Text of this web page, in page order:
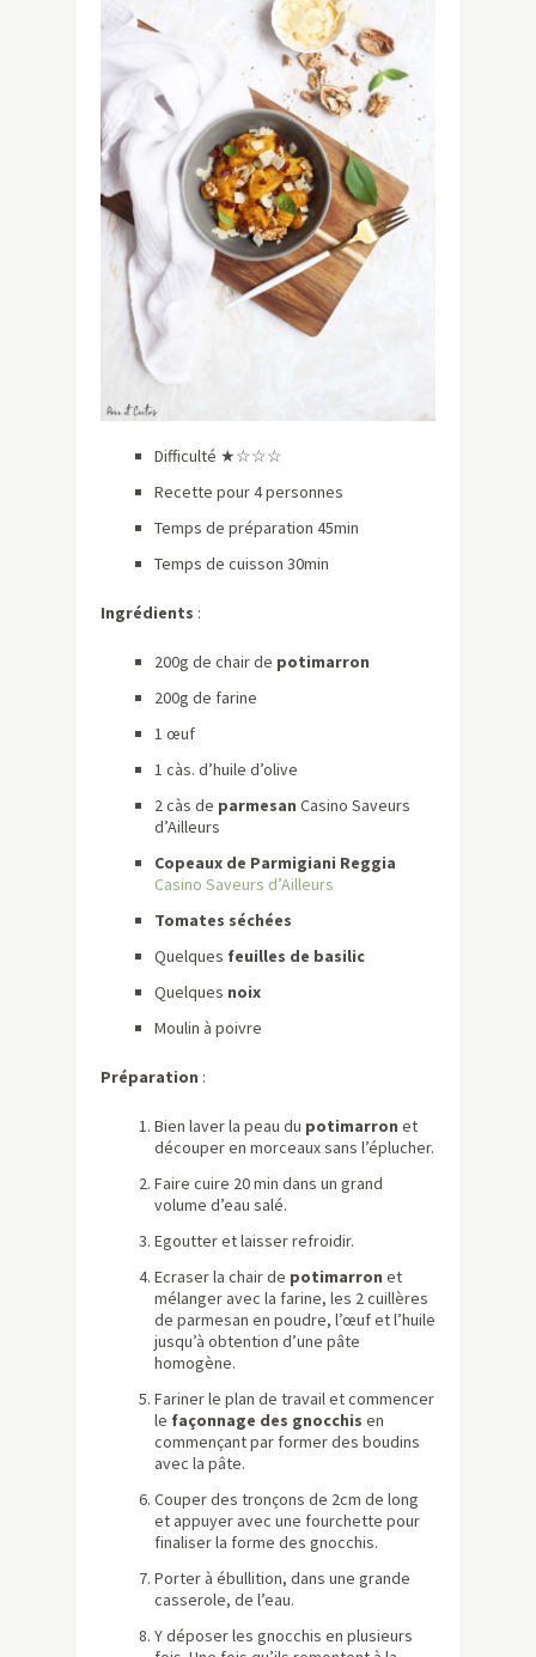
Difficulté ★☆☆☆
Recette pour 4 personnes
Temps de préparation 45min
Temps de cuisson 30min
Ingrédients :
200g de chair de potimarron
200g de farine
1 œuf
1 càs. d’huile d’olive
2 càs de parmesan Casino Saveurs
d’Ailleurs
Copeaux de Parmigiani Reggia
Casino Saveurs d’Ailleurs
Tomates séchées
Quelques feuilles de basilic
Quelques noix
Moulin à poivre
Préparation :
Bien laver la peau du potimarron et
découper en morceaux sans l’éplucher.
Faire cuire 20 min dans un grand
volume d’eau salé.
Egoutter et laisser refroidir.
Ecraser la chair de potimarron et
mélanger avec la farine, les 2 cuillères
de parmesan en poudre, l’œuf et l’huile
jusqu’à obtention d’une pâte
homogène.
Fariner le plan de travail et commencer
le façonnage des gnocchis en
commençant par former des boudins
avec la pâte.
Couper des tronçons de 2cm de long
et appuyer avec une fourchette pour
finaliser la forme des gnocchis.
Porter à ébullition, dans une grande
casserole, de l’eau.
Y déposer les gnocchis en plusieurs